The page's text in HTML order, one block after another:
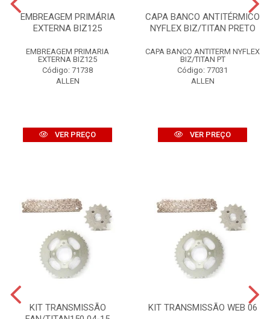
EMBREAGEM PRIMÁRIA
EXTERNA BIZ125
EMBREAGEM PRIMARIA
EXTERNA BIZ125
Código: 71738
ALLEN
VER PREÇO
CAPA BANCO ANTITÉRMICO
NYFLEX BIZ/TITAN PRETO
CAPA BANCO ANTITERM NYFLEX
BIZ/TITAN PT
Código: 77031
ALLEN
VER PREÇO
KIT TRANSMISSÃO
KIT TRANSMISSÃO WEB 06